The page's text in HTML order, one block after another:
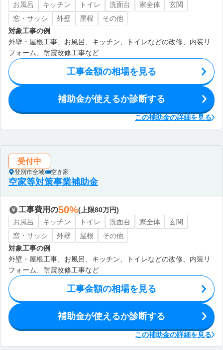
お風呂
キッチン トイレ 洗面台 家全体
玄関
窓・サッシ
外壁 屋根
その他
対象工事の例
外壁・屋根工事、お風呂、キッチン、トイレなどの改修、内装リ
フォーム、耐震改修工事など
工事金額の相場を見る
補助金が使えるか診断する
この補助金の詳細を見る
受付中
登別市全域 空き家
空家等対策事業補助金
工事費用の50%(上限80万円)
お風呂
キッチン トイレ 洗面台 家全体
玄関
窓・サッシ
外壁 屋根
その他
対象工事の例
外壁・屋根工事、お風呂、キッチン、トイレなどの改修、内装リ
フォーム、耐震改修工事など
工事金額の相場を見る
補助金が使えるか診断する
この補助金の詳細を見る